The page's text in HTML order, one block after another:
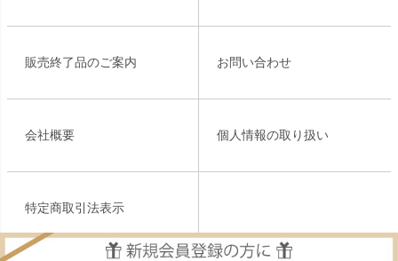
販売終了品のご案内 お問い合わせ
会社概要 個人情報の取り扱い
特定商取引法表示